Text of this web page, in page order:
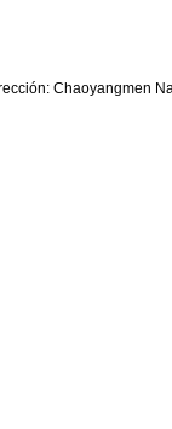
Chaoyangmen